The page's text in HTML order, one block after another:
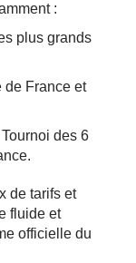
:
plus grands
de France et
des 6
de tarifs et
fluide et
officielle du